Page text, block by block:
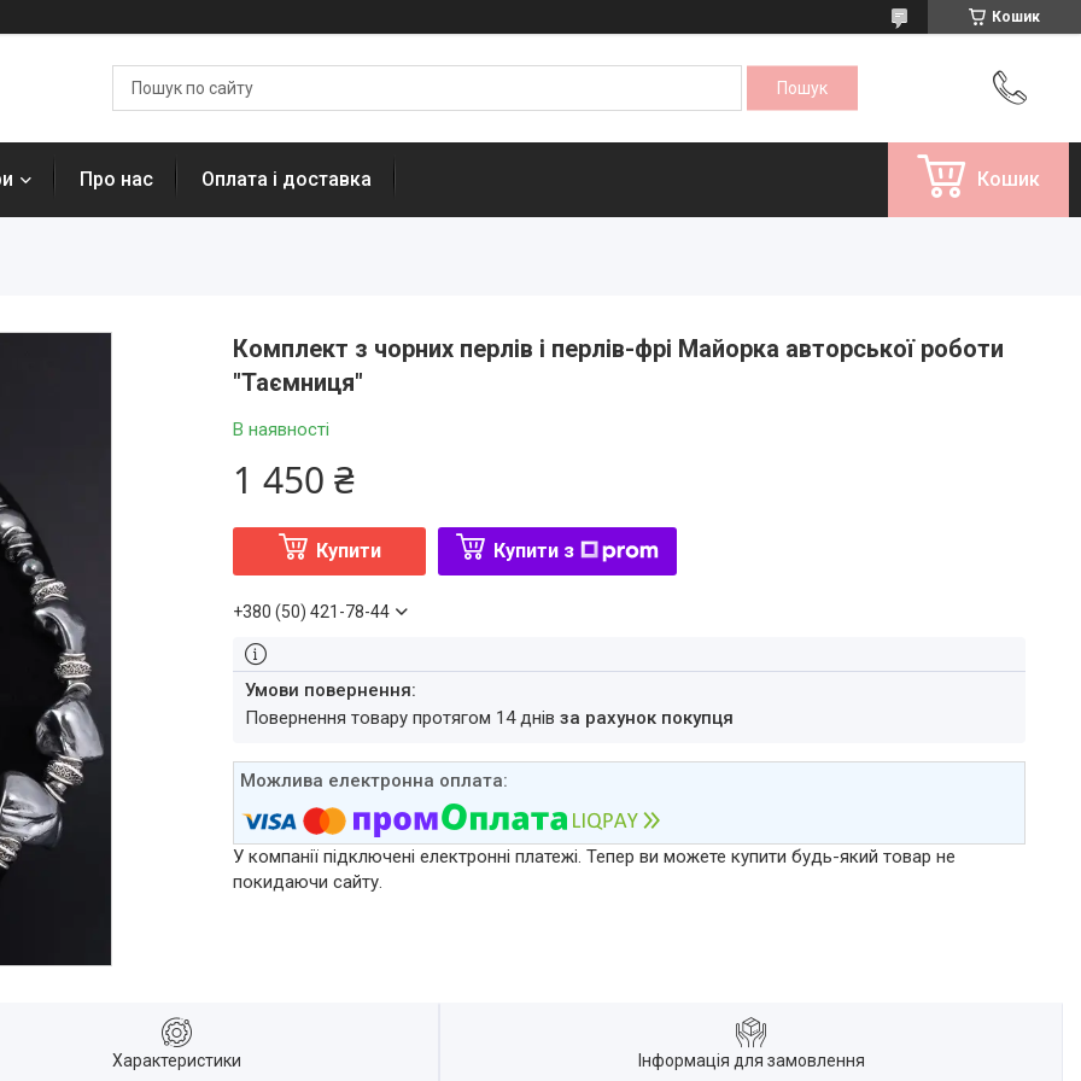
Кошик
Про нас Оплата і доставка Кошик
Комплект з чорних перлів і перлів-фрі Майорка авторської роботи
"Таємниця"
В наявності
1 450 ₴
Купити Купити з
+380 (50) 421-78-44
повернення товару протягом 14 днівза рахунок покупця
У компанії підключені електронні платежі. Тепер ви можете купити будь-який товар не
покидаючи сайту.
Характеристики Інформація для замовлення